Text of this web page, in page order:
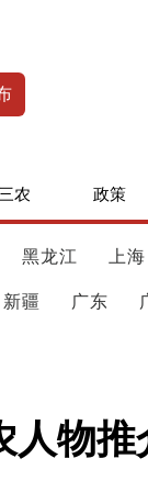
三农 政策
黑龙江 上海
新疆 广东
物